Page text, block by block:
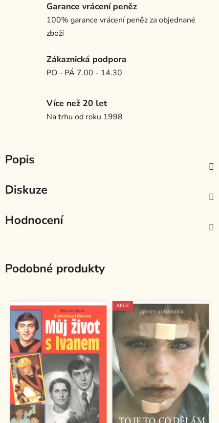
Garance vrácení peněz
100% garance vrácení peněz za objednané
zboží
Zákaznická podpora
PO - PÁ 7.00 - 14.30
Více než 20 let
Na trhu od roku 1998
Popis
Diskuze
Hodnocení
Podobné produkty
AKCE